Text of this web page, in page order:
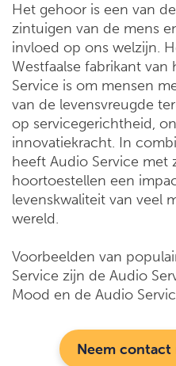
Het gehoor is een van
zintuigen van de mens
invloed op ons welzijn.
Westfaalse fabrikant
Service is om mensen
van de levensvreugde
op servicegerichtheid,
innovatiekracht. In
heeft Audio Service met
hoortoestellen een
levenskwaliteit van veel
wereld.
Voorbeelden van
Service zijn de Audio
Mood en de Audio
Neem